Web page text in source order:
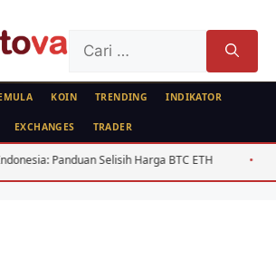
untuk:
KOIN TRENDING INDIKATOR
EXCHANGES TRADER
Selisih Harga BTC ETH USD/IDR
(BEL)